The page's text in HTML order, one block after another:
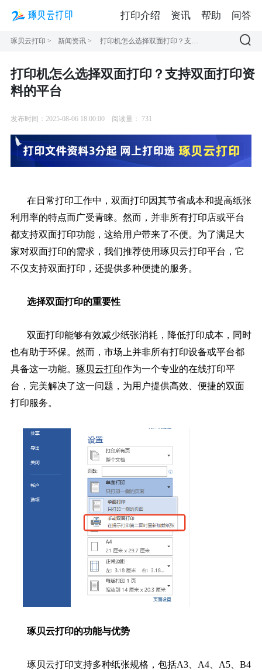
琢贝云打印 > 新闻资讯 >
打印机怎么选择双面打印？支持双面打印资
料的平台
发布时间：2025-08-06 18:00:00 阅读量： 731
在日常打印工作中，双面打印因其节省成本和提高纸张
利用率的特点而广受青睐。然而，并非所有打印店或平台
都支持双面打印功能，这给用户带来了不便。为了满足大
家对双面打印的需求，我们推荐使用琢贝云打印平台，它
不仅支持双面打印，还提供多种便捷的服务。
选择双面打印的重要性
双面打印能够有效减少纸张消耗，降低打印成本，同时
也有助于环保。然而，市场上并非所有打印设备或平台都
具备这一功能。 琢贝云打印作为一个专业的在线打印平
台，完美解决了这一问题，为用户提供高效、便捷的双面
打印服务。
琢贝云打印的功能与优势
琢贝云打印支持多种纸张规格，包括A3、A4、A5、B4
打印介绍 资讯 帮助 问答